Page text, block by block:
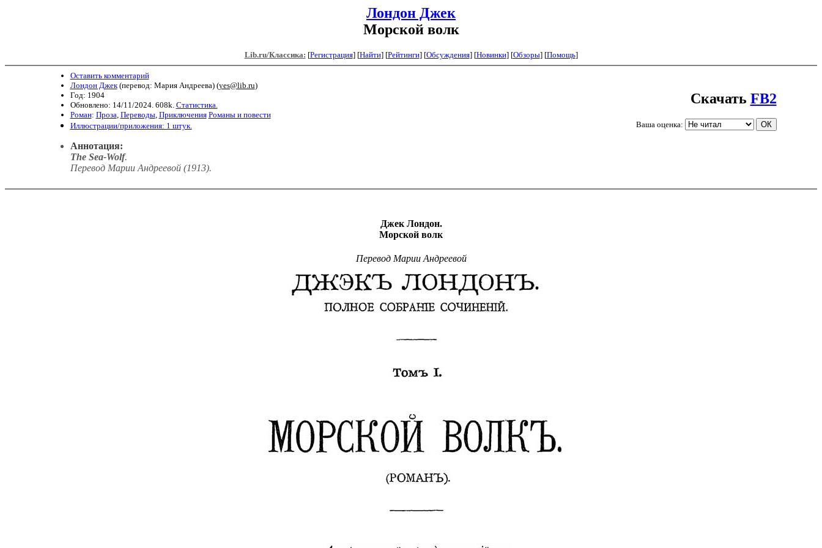
Лондон Джек
Морской волк
Lib.ru/Классика: [Регистрация] [Найти] [Рейтинги] [Обсуждения] [Новинки] [Обзоры] [Помощь]
Оставить комментарий
Лондон Джек(перевод: Мария Андреева) (yes@lib.ru)
Год: 1904
Обновлено: 14/11/2024. 608k. Статистика.
Роман: Проза Переводы, Приключения Романы и повести
Иллюстрации/приложения: 1 штук.
Скачать FB2
Ваша оценка:
Аннотация:
The Sea-Wolf.
Перевод Марии Андреевой (1913).
Джек Лондон.
Морской волк
Перевод Марии Андреевой